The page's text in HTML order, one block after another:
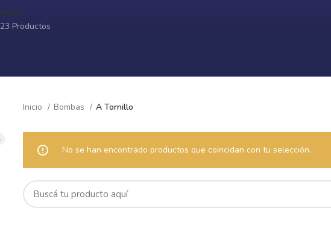
RIEGO
23 Productos
Inicio Bombas A Tornillo
No se han encontrado productos que coincidan con tu selección.